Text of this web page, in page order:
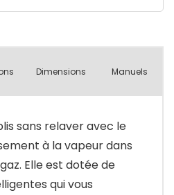
Dimensions Manuels
sans relaver avec le
à la vapeur dans
Elle est dotée de
qui vous